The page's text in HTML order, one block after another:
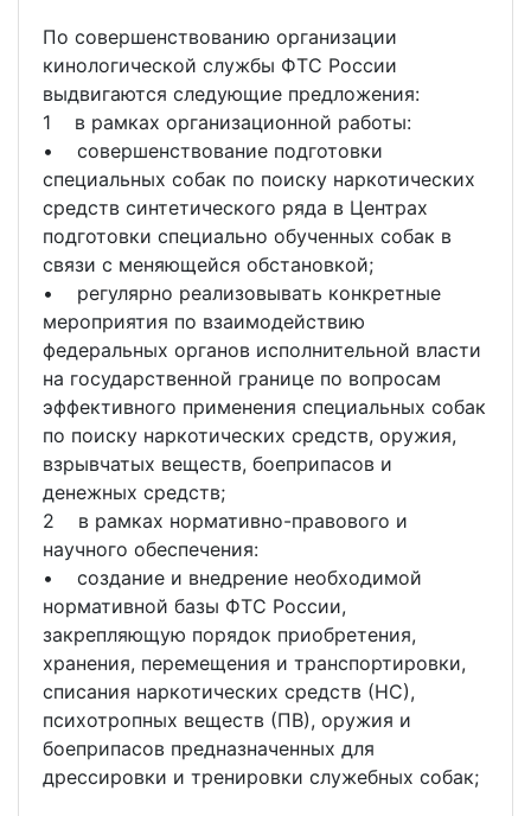
По совершенствованию организации
кинологической службы ФТС России
выдвигаются следующие предложения:
1 в рамках организационной работы:
• совершенствование подготовки
специальных собак по поиску наркотических
средств синтетического ряда в Центрах
подготовки специально обученных собак в
связи с меняющейся обстановкой;
• регулярно реализовывать конкретные
мероприятия по взаимодействию
федеральных органов исполнительной власти
на государственной границе по вопросам
эффективного применения специальных собак
по поиску наркотических средств, оружия,
взрывчатых веществ, боеприпасов и
денежных средств;
2 в рамках нормативно-правового и
научного обеспечения:
• создание и внедрение необходимой
нормативной базы ФТС России,
закрепляющую порядок приобретения,
хранения, перемещения и транспортировки,
списания наркотических средств (НС),
психотропных веществ (ПВ), оружия и
боеприпасов предназначенных для
дрессировки и тренировки служебных собак;